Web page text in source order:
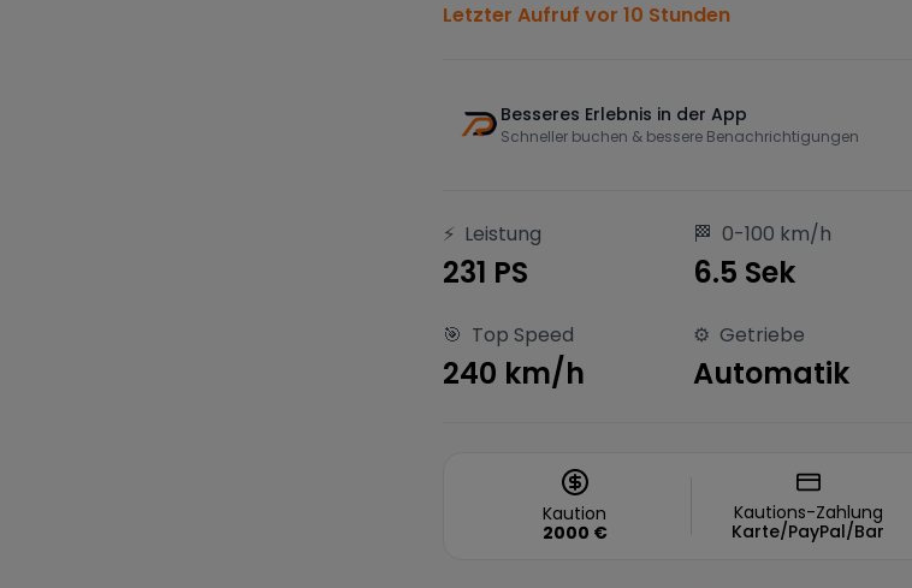
Letzter Aufruf vor 10 Stunden
Besseres Erlebnis in der App
Schneller buchen & bessere Benachrichtigungen
⚡ Leistung
231 PS
🏁 0-100 km/h
6.5 Sek
🎯 Top Speed
240 km/h
⚙️ Getriebe
Automatik
Kaution
2000 €
Kautions-Zahlung
Karte/PayPal/Bar